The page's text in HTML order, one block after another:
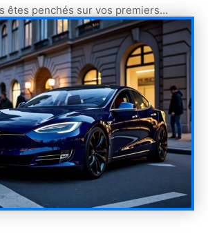
êtes penchés sur vos premiers…